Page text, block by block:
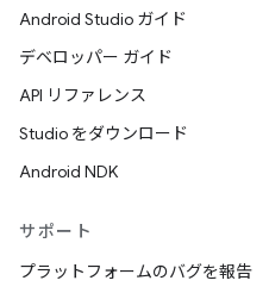
Android Studio ガイド
デベロッパー ガイド
API リファレンス
Studio をダウンロード
Android NDK
サポート
プラットフォームのバグを報告